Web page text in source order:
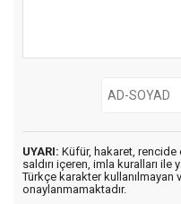
UYARI: Küfür, hakaret, rencide
saldırı içeren, imla kuralları ile
Türkçe karakter kullanılmayan
onaylanmamaktadır.